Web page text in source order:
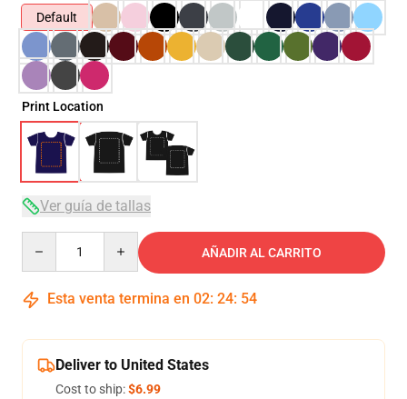
Default
Print Location
Ver guía de tallas
AÑADIR AL CARRITO
Esta venta termina en 02: 24: 54
Deliver to United States
Cost to ship:$6.99